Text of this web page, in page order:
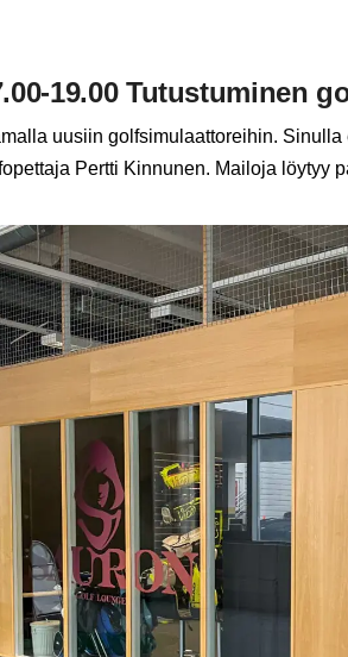
19.00 Tutustuminen
uusiin golfsimulaattoreihin.
Pertti Kinnunen. Mailoja löytyy